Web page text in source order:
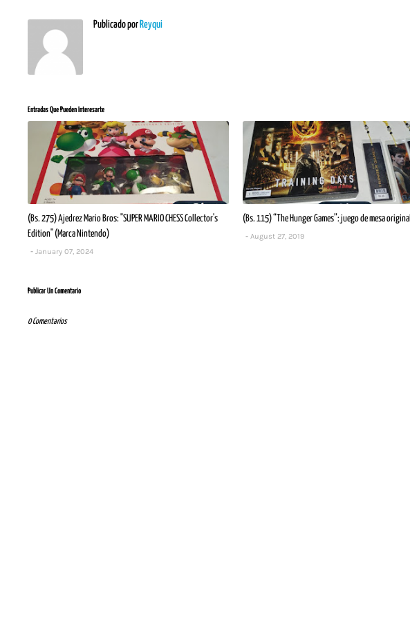
Publicado porReyqui
Entradas Que Pueden Interesarte
(Bs. 275) Ajedrez Mario Bros: "SUPER MARIO CHESS Collector's
Edition" (Marca Nintendo)
January 07, 2024
(Bs. 115) “The Hunger Games”: juego de mesa original
August 27, 2019
Publicar Un Comentario
0 Comentarios